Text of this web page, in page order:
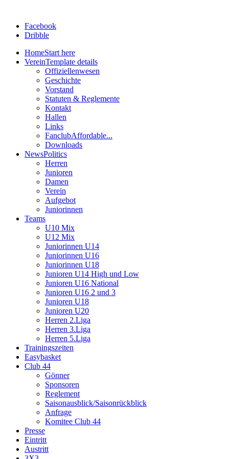
Facebook
Dribble
HomeStart here
VereinTemplate details
Offiziellenwesen
Geschichte
Vorstand
Statuten & Reglemente
Kontakt
Hallen
Links
FanclubAffordable...
Downloads
NewsPolitics
Herren
Junioren
Damen
Verein
Aufgebot
Juniorinnen
Teams
U10 Mix
U12 Mix
Juniorinnen U14
Juniorinnen U16
Juniorinnen U18
Junioren U14 High und Low
Junioren U16 National
Junioren U16 2 und 3
Junioren U18
Junioren U20
Herren 2.Liga
Herren 3.Liga
Herren 5.Liga
Trainingszeiten
Easybasket
Club 44
Gönner
Sponsoren
Reglement
Saisonausblick/Saisonrückblick
Anfrage
Komitee Club 44
Presse
Eintritt
Austritt